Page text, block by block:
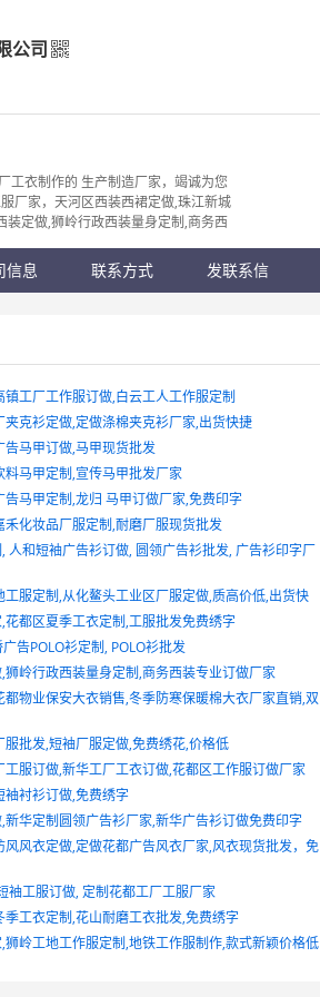
公司
限公司
造
广州市
份认证
手机访问展示厅
工衣制作的 生产制造厂家，竭诚为您
厂家，天河区西装西裙定做,珠江新城
定做,狮岭行政西装量身定制,商务西
信息 联系方式 发联系信
工厂工作服订做,白云工人工作服定制
夹克衫定做,定做涤棉夹克衫厂家,出货快捷
告马甲订做,马甲现货批发
料马甲定制,宣传马甲批发厂家
告马甲定制,龙归 马甲订做厂家,免费印字
禾化妆品厂服定制,耐磨厂服现货批发
人和短袖广告衫订做, 圆领广告衫批发, 广告衫印字厂
服定制,从化鳌头工业区厂服定做,质高价低,出货快
花都区夏季工衣定制,工服批发免费绣字
告POLO衫定制, POLO衫批发
岭行政西装量身定制,商务西装专业订做厂家
物业保安大衣销售,冬季防寒保暖棉大衣厂家直销,双
批发,短袖厂服定做,免费绣花,价格低
服订做,新华工厂工衣订做,花都区工作服订做厂家
衬衫订做,免费绣字
华定制圆领广告衫厂家,新华广告衫订做免费印字
风衣定做,定做花都广告风衣厂家,风衣现货批发，免
袖工服订做, 定制花都工厂工服厂家
工衣定制,花山耐磨工衣批发,免费绣字
岭工地工作服定制,地铁工作服制作,款式新颖价格低